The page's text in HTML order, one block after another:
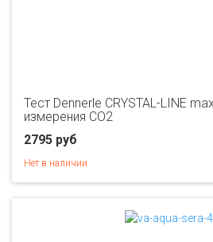
Тест Dennerle CRYSTAL-LINE
измерения CO2
2795 руб
Нет в наличии